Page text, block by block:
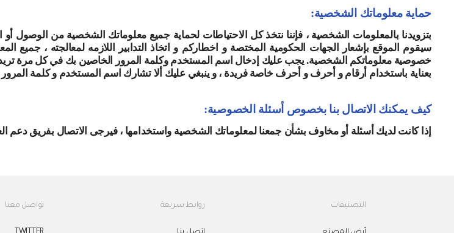
حماية معلوماتك الشخصية:
بتزويدنا بالمعلومات الشخصية ، فإننا نتخذ كل الاحتياطات لحماية جميع معلوماتك الشخصية من الوصول
سيقوم الموقع بإشعار الجهات الحكومية المختصة و اخطاركم و اتخاذ التدابير اللازمه لمعالجته ،
خصوصية معلوماتكم الشخصية. يجب عليك إدخال اسم المستخدم وكلمة المرور الخاصين بك في كل مرة تريد
بعناية باستخدام أرقام و أحرف و أحرف خاصة فريدة ، و ينبغي عليك ألا تشارك اسم المستخدم و كلمة المرور
كيف يمكنك الاتصال بنا بخصوص أسئلة الخصوصية:
إذا كانت لديك أسئلة أو مخاوف بشأن جمعنا لمعلوماتك الشخصية واستخدامها ، فيرجى الاتصال بفريق دعم
التصنيفات روابط سريعة تواصل معنا